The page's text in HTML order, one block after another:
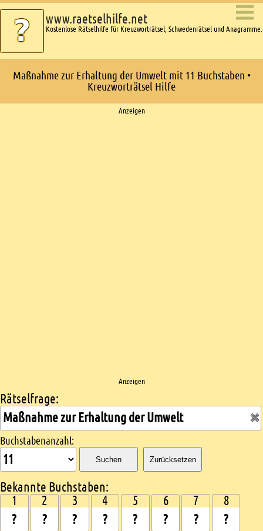
www.raetselhilfe.net
Kostenlose Rätselhilfe für Kreuzworträtsel, Schwedenrätsel und Anagramme.
Maßnahme zur Erhaltung der Umwelt mit 11 Buchstaben •
Kreuzworträtsel Hilfe
Anzeigen
Anzeigen
Kreuzworträtsel suchen
Rätselfrage:
Buchstabenanzahl:
Suchen Zurücksetzen
Bekannte Buchstaben:
1 2 3 4 5 6 7 8